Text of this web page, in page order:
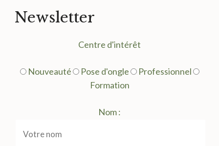
Newsletter
Centre d'intérêt
Nouveauté Pose d'ongle
Professionnel
Formation
Nom :